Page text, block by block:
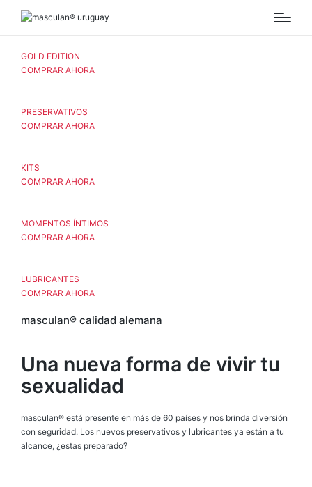
GOLD EDITION
COMPRAR AHORA
PRESERVATIVOS
COMPRAR AHORA
KITS
COMPRAR AHORA
MOMENTOS ÍNTIMOS
COMPRAR AHORA
LUBRICANTES
COMPRAR AHORA
masculan® calidad alemana
Una nueva forma de vivir tu
sexualidad
masculan® está presente en más de 60 países y nos brinda diversión
con seguridad. Los nuevos preservativos y lubricantes ya están a tu
alcance, ¿estas preparado?